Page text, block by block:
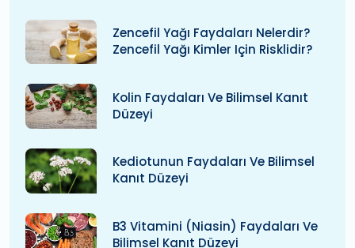
Zencefil Yağı Faydaları Nelerdir?
Zencefil Yağı Kimler Için Risklidir?
Kolin Faydaları Ve Bilimsel Kanıt
Düzeyi
Kediotunun Faydaları Ve Bilimsel
Kanıt Düzeyi
B3 Vitamini (niasin) Faydaları Ve
Bilimsel Kanıt Düzeyi